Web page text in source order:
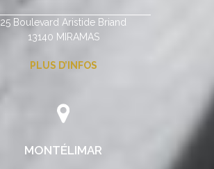
25 Boulevard Aristide Briand
13140 MIRAMAS
PLUS D’INFOS
MONTÉLIMAR